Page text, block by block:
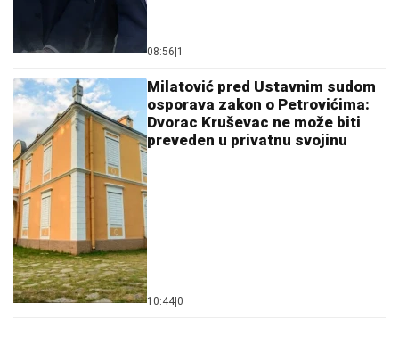
08:56|1
Milatović pred Ustavnim sudom
osporava zakon o Petrovićima:
Dvorac Kruševac ne može biti
preveden u privatnu svojinu
10:44|0